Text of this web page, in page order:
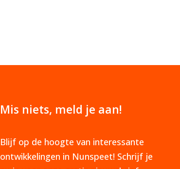
Mis niets, meld je aan!
Blijf op de hoogte van interessante
ontwikkelingen in Nunspeet! Schrijf je